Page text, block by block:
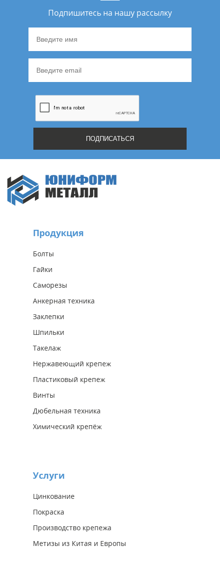
Подпишитесь на нашу рассылку
Продукция
Болты
Гайки
Саморезы
Анкерная техника
Заклепки
Шпильки
Такелаж
Нержавеющий крепеж
Пластиковый крепеж
Винты
Дюбельная техника
Химический крепёж
Услуги
Цинкование
Покраска
Производство крепежа
Метизы из Китая и Европы